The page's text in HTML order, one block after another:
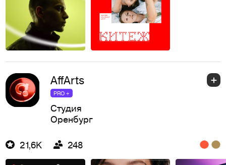
AffArts
PRO +
Студия
Оренбург
21,6K 248